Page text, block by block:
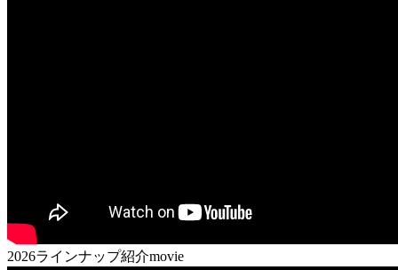
2026ラインナップ紹介movie